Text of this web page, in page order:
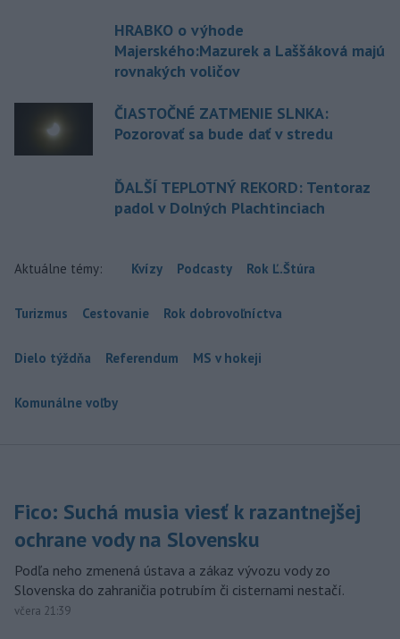
HRABKO o výhode
Majerského:Mazurek a Laššáková majú
rovnakých voličov
ČIASTOČNÉ ZATMENIE SLNKA:
Pozorovať sa bude dať v stredu
ĎALŠÍ TEPLOTNÝ REKORD: Tentoraz
padol v Dolných Plachtinciach
Aktuálne témy: Kvízy Podcasty Rok Ľ.Štúra
Turizmus Cestovanie Rok dobrovoľníctva
Dielo týždňa Referendum MS v hokeji
Komunálne voľby
Fico: Suchá musia viesť k razantnejšej
ochrane vody na Slovensku
Podľa neho zmenená ústava a zákaz vývozu vody zo
Slovenska do zahraničia potrubím či cisternami nestačí.
včera 21:39